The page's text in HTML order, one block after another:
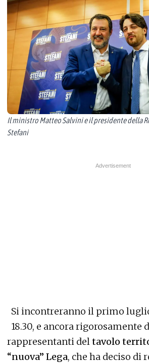
Il ministro Matteo Salvini e il presidente della
Stefani
​​​​​Si incontreranno il primo
18.30, e ancora rigorosamente
rappresentanti deltavolo
“nuova” Lega, che ha deciso di